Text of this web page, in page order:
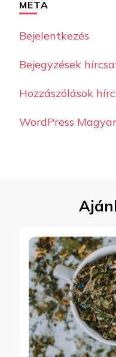
META
Bejelentkezés
Bejegyzések
Hozzászólások
WordPress